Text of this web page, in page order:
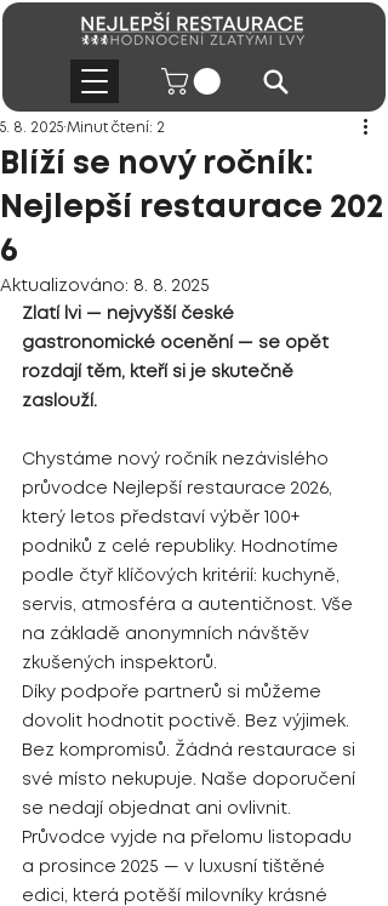
Blíží se nový ročník:
Nejlepší restaurace 202
6
5. 8. 2025 Minut čtení: 2
Aktualizováno: 8. 8. 2025
Zlatí lvi — nejvyšší české
gastronomické ocenění — se opět
rozdají těm, kteří si je skutečně
zaslouží.
Chystáme nový ročník nezávislého
průvodce Nejlepší restaurace 2026,
který letos představí výběr 100+
podniků z celé republiky. Hodnotíme
podle čtyř klíčových kritérií: kuchyně,
servis, atmosféra a autentičnost. Vše
na základě anonymních návštěv
zkušených inspektorů.
Díky podpoře partnerů si můžeme
dovolit hodnotit poctivě. Bez výjimek.
Bez kompromisů. Žádná restaurace si
své místo nekupuje. Naše doporučení
se nedají objednat ani ovlivnit.
Průvodce vyjde na přelomu listopadu
a prosince 2025 — v luxusní tištěné
edici, která potěší milovníky krásné